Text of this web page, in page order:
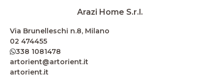
Arazi Home S.r.l.
Via Brunelleschi n.8, Milano
02 474455
338 1081478
artorient@artorient.it
artorient.it